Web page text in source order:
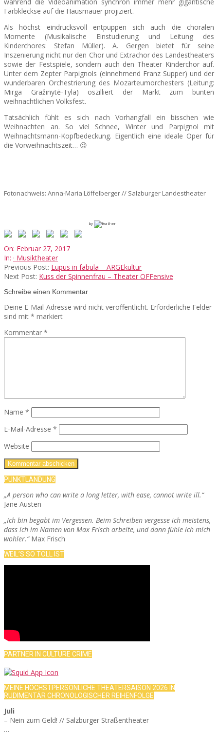
Farbkleckse auf die Hausmauer projiziert.
Als höchst eindrucksvoll entpuppen sich auch die choralen
Momente (Musikalische Einstudierung und Leitung des
Kinderchores: Stefan Müller). A. Gergen bietet für seine
Inszenierung nicht nur den Chor und Extrachor des Landestheaters
sowie der Festspiele, sondern auch den Theater Kinderchor auf.
Unter dem Zepter Parpignols (einnehmend Franz Supper) und der
wunderbaren Orchestrierung des Mozarteumorchesters (Leitung:
Mirga Gražinytė-Tyla) oszilliert der Markt zum bunten
weihnachtlichen Volksfest.
Tatsächlich fühlt es sich nach Vorhangfall ein bisschen wie
Weihnachten an. So viel Schnee, Winter und Parpignol mit
Weihnachtsmann-Kopfbedeckung. Eigentlich eine ideale Oper für
die Vorweihnachtszeit… 😉
Fotonachweis: Anna-Maria Löffelberger // Salzburger Landestheater
by
2017-
02-
27
On: Februar 27, 2017
In: · Musiktheater
Previous Post: Lupus in fabula – ARGEkultur
Next Post: Kuss der Spinnenfrau – Theater OFFensive
Schreibe einen Kommentar
Deine E-Mail-Adresse wird nicht veröffentlicht. Erforderliche Felder
sind mit * markiert
Kommentar *
Name *
E-Mail-Adresse *
Website
PUNKTLANDUNG
„A person who can write a long letter, with ease, cannot write ill.“
Jane Austen
„Ich bin begabt im Vergessen. Beim Schreiben vergesse ich meistens,
dass ich im Namen von Max Frisch arbeite, und dann fühle ich mich
wohler.“Max Frisch
WEIL’S SO TOLL IST
PARTNER IN CULTURE CRIME
MEINE HÖCHSTPERSÖNLICHE THEATERSAISON 2026 IN
RUDIMENTÄR CHRONOLOGISCHER REIHENFOLGE
Juli
– Nein zum Geld! // Salzburger Straßentheater
…